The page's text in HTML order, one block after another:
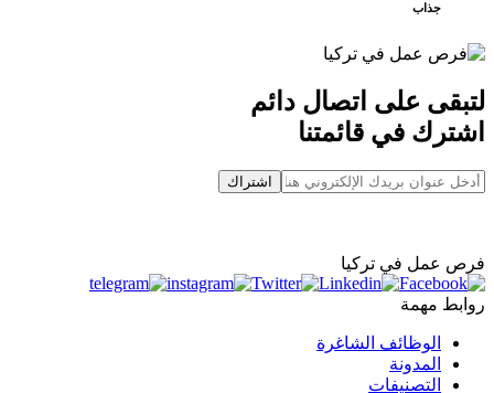
جذاب
لتبقى على اتصال دائم
اشترك في قائمتنا
اشتراك
فرص عمل في تركيا
روابط مهمة
الوظائف الشاغرة
المدونة
التصنيفات